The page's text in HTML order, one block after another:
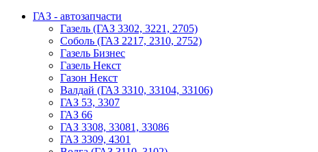
ГАЗ - автозапчасти
Газель (ГАЗ 3302, 3221, 2705)
Соболь (ГАЗ 2217, 2310, 2752)
Газель Бизнес
Газель Некст
Газон Некст
Валдай (ГАЗ 3310, 33104, 33106)
ГАЗ 53, 3307
ГАЗ 66
ГАЗ 3308, 33081, 33086
ГАЗ 3309, 4301